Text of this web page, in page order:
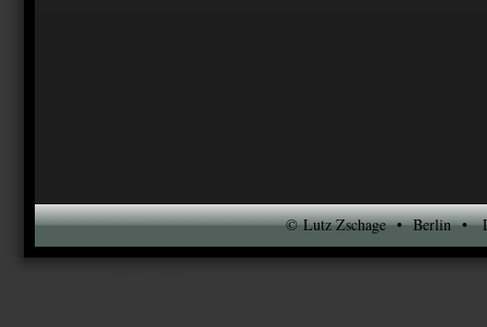
© Lutz Zschage • Berlin •